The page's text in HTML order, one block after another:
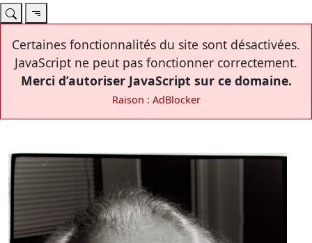
Certaines fonctionnalités du site sont désactivées.
JavaScript ne peut pas fonctionner correctement.
Merci d’autoriser JavaScript sur ce domaine.
Raison : AdBlocker